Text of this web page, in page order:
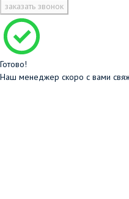
заказать звонок
Готово!
Наш менеджер скоро с вами